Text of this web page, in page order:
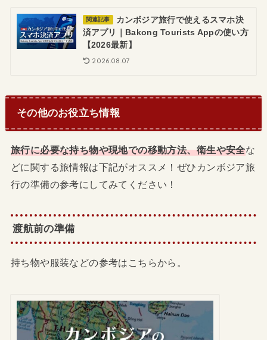
関連記事
カンボジア旅行で使えるスマホ決
済アプリ｜Bakong Tourists Appの使い方
【2026最新】
2026.08.07
その他のお役立ち情報
旅行に必要な持ち物や現地での移動方法、衛生や安全な
どに関する旅情報は下記がオススメ！ぜひカンボジア旅
行の準備の参考にしてみてください！
渡航前の準備
持ち物や服装などの参考はこちらから。